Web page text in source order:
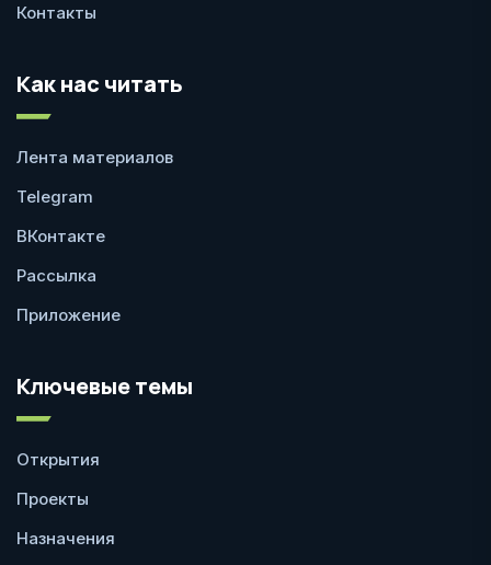
Контакты
Как нас читать
Лента материалов
Telegram
ВКонтакте
Рассылка
Приложение
Ключевые темы
Открытия
Проекты
Назначения